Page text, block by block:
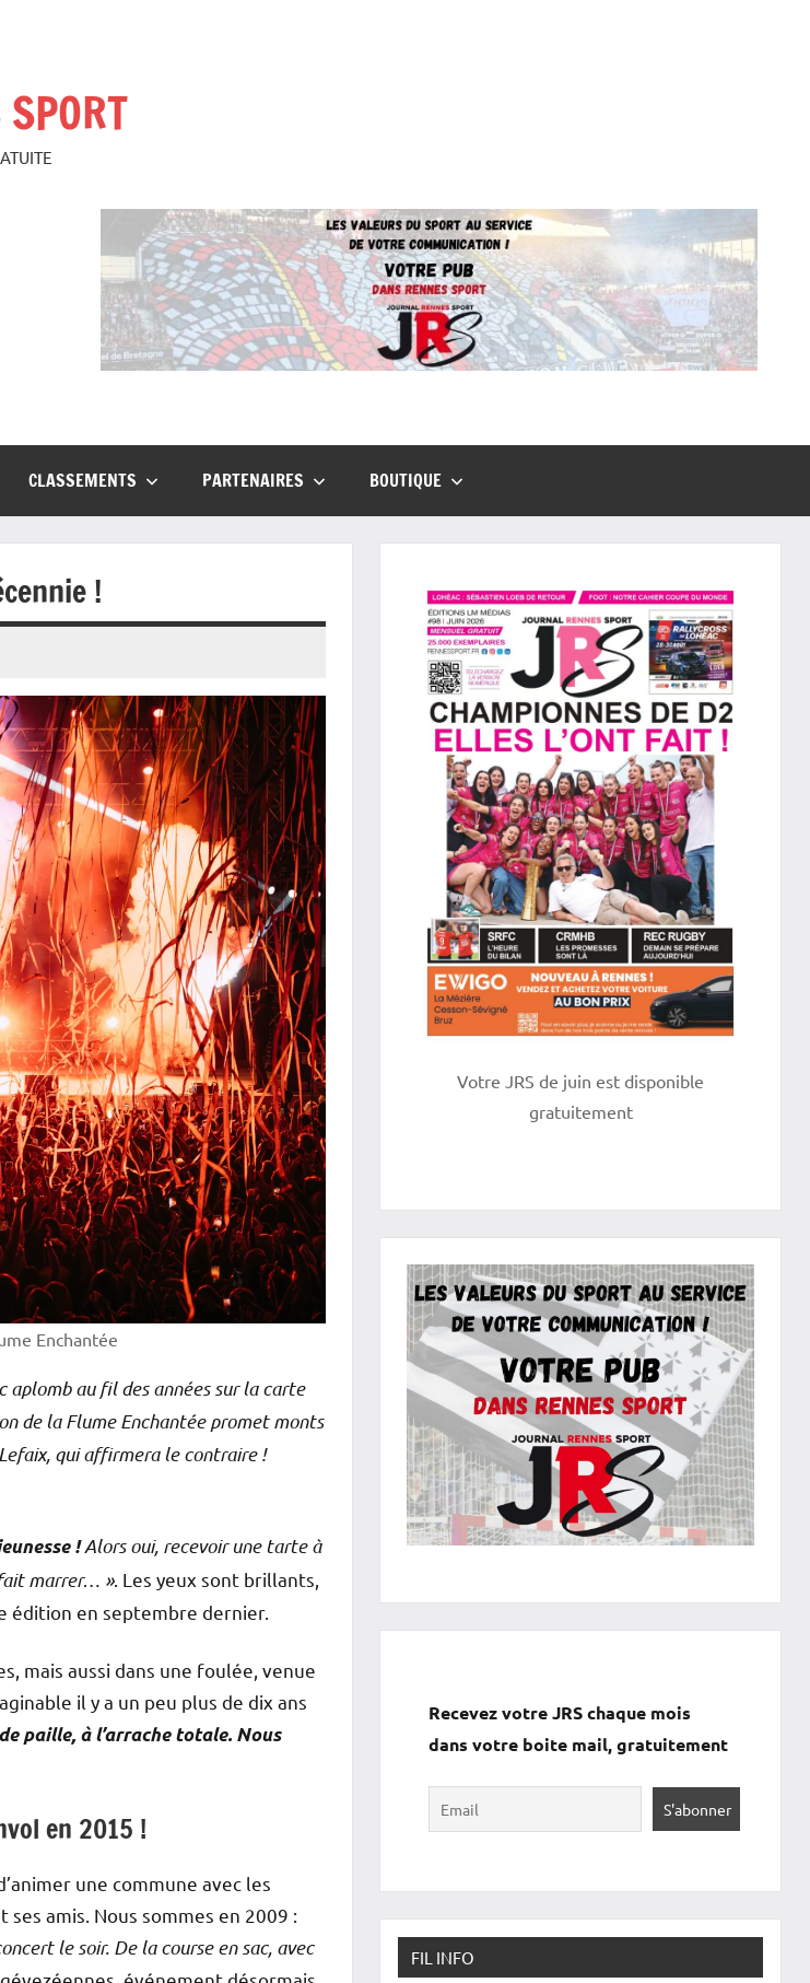
CLASSEMENTS PARTENAIRES BOUTIQUE
!
Enchantée
au fil des années sur la carte
de la Flume Enchantée promet monts
qui affirmera le contraire !
!Alors oui, recevoir une tarte à
fait marrer… ». Les yeux sont brillants,
édition en septembre dernier.
mais aussi dans une foulée, venue
il y a un peu plus de dix ans
paille, à l’arrache totale. Nous
en 2015 !
une commune avec les
amis. Nous sommes en 2009 :
le soir. De la course en sac, avec
Votre JRS de juin est disponible
gratuitement
Recevez votre JRS chaque mois
dans votre boite mail, gratuitement
FIL INFO